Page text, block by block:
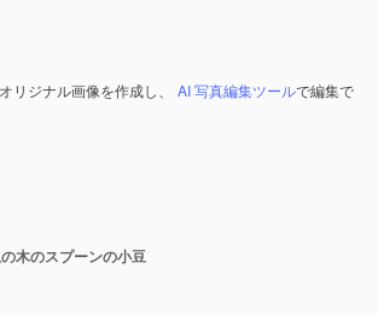
リジナル画像を作成し、 AI 写真編集ツールで編集で
木のスプーンの小豆